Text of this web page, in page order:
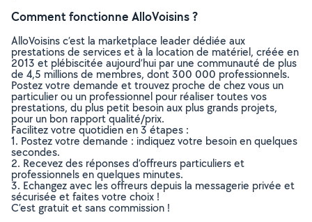
Comment fonctionne AlloVoisins ?
AlloVoisins c’est la marketplace leader dédiée aux
prestations de services et à la location de matériel, créée en
2013 et plébiscitée aujourd’hui par une communauté de plus
de 4,5 millions de membres, dont 300 000 professionnels.
Postez votre demande et trouvez proche de chez vous un
particulier ou un professionnel pour réaliser toutes vos
prestations, du plus petit besoin aux plus grands projets,
pour un bon rapport qualité/prix.
Facilitez votre quotidien en 3 étapes :
1. Postez votre demande : indiquez votre besoin en quelques
secondes.
2. Recevez des réponses d’offreurs particuliers et
professionnels en quelques minutes.
3. Echangez avec les offreurs depuis la messagerie privée et
sécurisée et faites votre choix !
C’est gratuit et sans commission !